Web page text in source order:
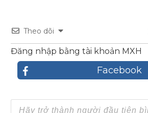
Theo dõi
Đăng nhập bằng tài khoản MXH
Facebook